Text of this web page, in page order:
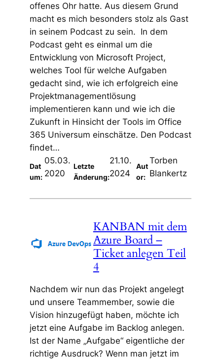
offenes Ohr hatte. Aus diesem Grund
macht es mich besonders stolz als Gast
in seinem Podcast zu sein. In dem
Podcast geht es einmal um die
Entwicklung von Microsoft Project,
welches Tool für welche Aufgaben
gedacht sind, wie ich erfolgreich eine
Projektmanagementlösung
implementieren kann und wie ich die
Zukunft in Hinsicht der Tools im Office
365 Universum einschätze. Den Podcast
findet…
Dat
um:
05.03.
2020
Letzte
Änderung:
21.10.
2024
Aut
or:
Torben
Blankertz
KANBAN mit dem
Azure Board –
Ticket anlegen Teil
4
Nachdem wir nun das Projekt angelegt
und unsere Teammember, sowie die
Vision hinzugefügt haben, möchte ich
jetzt eine Aufgabe im Backlog anlegen.
Ist der Name „Aufgabe“ eigentliche der
richtige Ausdruck? Wenn man jetzt im